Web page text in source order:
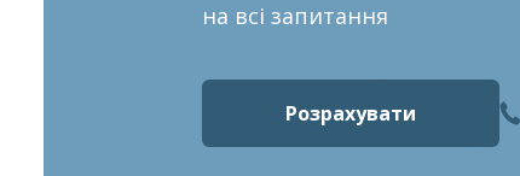
на всі запитання
Розрахувати